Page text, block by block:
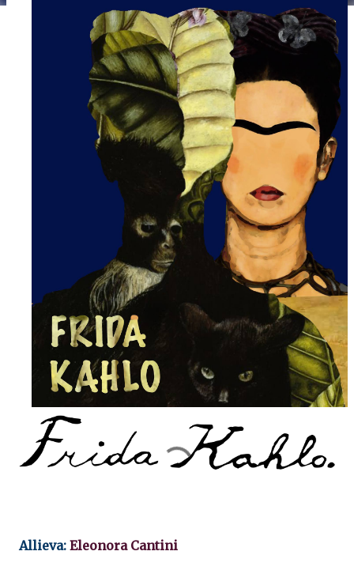
Allieva: Eleonora Cantini